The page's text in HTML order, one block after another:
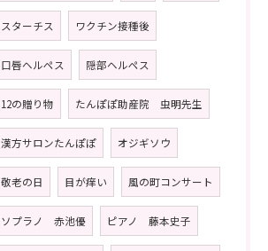
スターチス ワクチン接種後
口唇ヘルペス 隠部ヘルペス
12の贈り物 たんぽぽ助産院 虫明先生
漢方サロンたんぽぽ オジギソウ
敬老の日 目が痒い 風の町コンサート
ソプラノ 赤池優 ピアノ 藤本史子